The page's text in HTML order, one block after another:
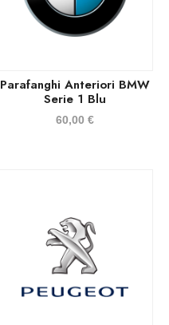
Parafanghi Anteriori BMW
Serie 1 Blu
60,00€